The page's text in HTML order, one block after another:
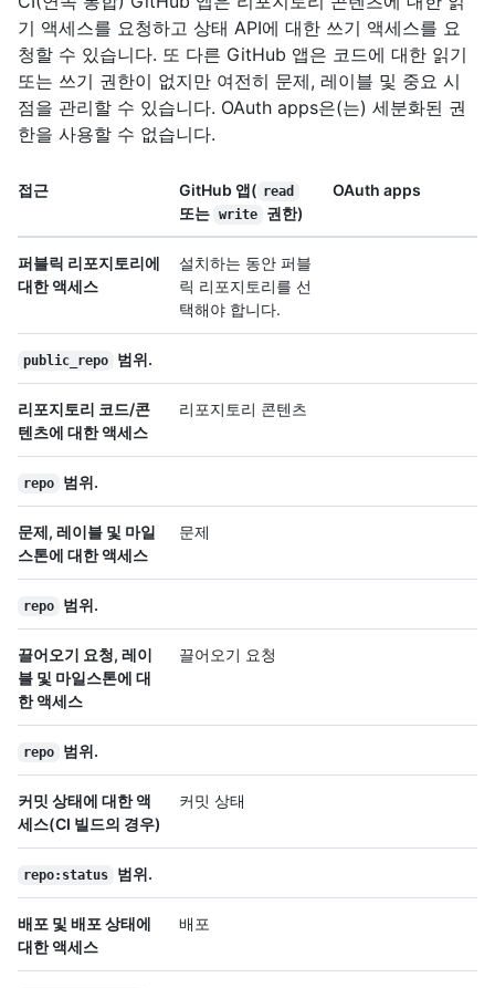
기 액세스를 요청하고 상태 API에 대한 쓰기 액세스를 요
청할 수 있습니다. 또 다른 GitHub 앱은 코드에 대한 읽기
또는 쓰기 권한이 없지만 여전히 문제, 레이블 및 중요 시
점을 관리할 수 있습니다. OAuth apps은(는) 세분화된 권
한을 사용할 수 없습니다.
접근 GitHub 앱( read
또는 write 권한)
OAuth apps
퍼블릭 리포지토리에
대한 액세스
설치하는 동안 퍼블
릭 리포지토리를 선
택해야 합니다.
public_repo 범위.
리포지토리 코드/콘
텐츠에 대한 액세스
리포지토리 콘텐츠
repo 범위.
문제, 레이블 및 마일
스톤에 대한 액세스
문제
repo 범위.
끌어오기 요청, 레이
블 및 마일스톤에 대
한 액세스
끌어오기 요청
repo 범위.
커밋 상태에 대한 액
세스(CI 빌드의 경우)
커밋 상태
repo:status 범위.
배포 및 배포 상태에
대한 액세스
배포